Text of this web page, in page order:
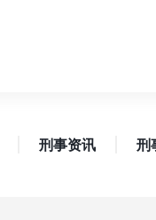
刑事资讯 刑